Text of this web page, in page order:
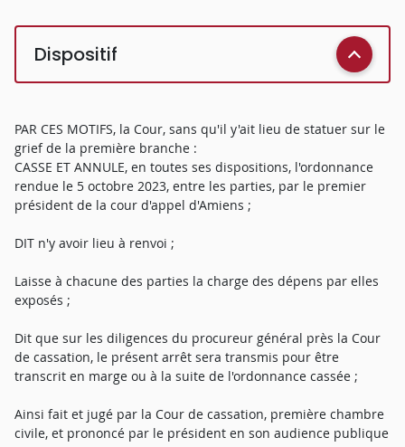
Dispositif
PAR CES MOTIFS, la Cour, sans qu'il y'ait lieu de statuer sur le
grief de la première branche :
CASSE ET ANNULE, en toutes ses dispositions, l'ordonnance
rendue le 5 octobre 2023, entre les parties, par le premier
président de la cour d'appel d'Amiens ;
DIT n'y avoir lieu à renvoi ;
Laisse à chacune des parties la charge des dépens par elles
exposés ;
Dit que sur les diligences du procureur général près la Cour
de cassation, le présent arrêt sera transmis pour être
transcrit en marge ou à la suite de l'ordonnance cassée ;
Ainsi fait et jugé par la Cour de cassation, première chambre
civile, et prononcé par le président en son audience publique